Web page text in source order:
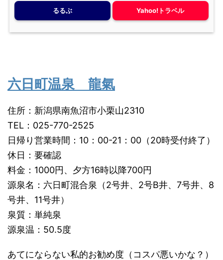
るるぶ Yahoo!トラベル
六日町温泉 龍氣
住所：新潟県南魚沼市小栗山2310
TEL：025-770-2525
日帰り営業時間：10：00-21：00（20時受付終了）
休日：要確認
料金：1000円、夕方16時以降700円
源泉名：六日町混合泉（2号井、2号B井、7号井、8
号井、11号井）
泉質：単純泉
源泉温：50.5度
あてにならない私的お勧め度（コスパ悪いかな？）